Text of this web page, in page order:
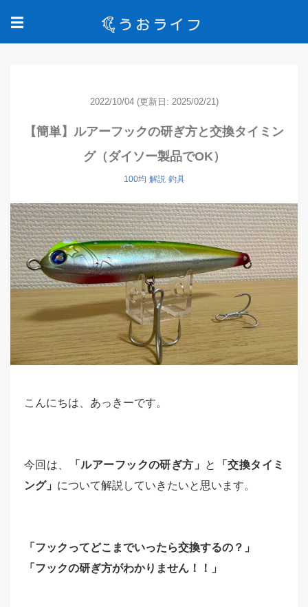
☰
2022/10/04 (更新日: 2025/02/21)
【簡単】ルアーフックの研ぎ方と交換タイミン
グ（ダイソー製品でOK）
100均 解説 釣具
こんにちは、あっきーです。
今回は、 「ルアーフックの研ぎ方」 と
「交換タイミ
ング」 について解説していきたいと思います。
「フックってどこまでいったら交換するの？」
「フックの研ぎ方がわかりません！！」